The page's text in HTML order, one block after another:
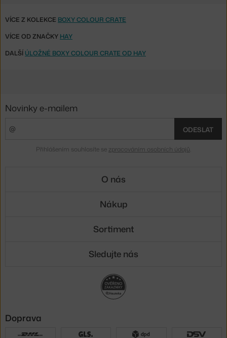
VÍCE Z KOLEKCE BOXY COLOUR CRATE
VÍCE OD ZNAČKY HAY
DALŠÍ ÚLOŽNÉ BOXY COLOUR CRATE OD HAY
Novinky e-mailem
ODESLAT
Přihlášením souhlasíte se zpracováním osobních údajů
O nás
Nákup
Sortiment
Sledujte nás
Doprava